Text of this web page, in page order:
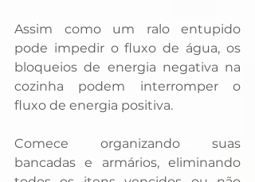
Assim como um ralo entupido
pode impedir o fluxo de água, os
bloqueios de energia negativa na
cozinha podem interromper o
fluxo de energia positiva.
Comece organizando suas
bancadas e armários, eliminando